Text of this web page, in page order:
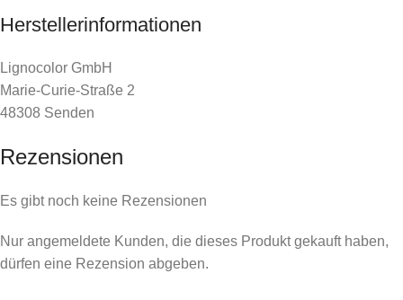
Herstellerinformationen
Lignocolor GmbH
Marie-Curie-Straße 2
48308 Senden
Rezensionen
Es gibt noch keine Rezensionen
Nur angemeldete Kunden, die dieses Produkt gekauft haben,
dürfen eine Rezension abgeben.